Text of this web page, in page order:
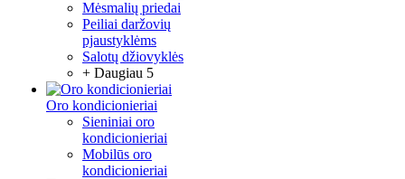
Mėsmalių priedai
Peiliai daržovių
pjaustyklėms
Salotų džiovyklės
+ Daugiau 5
Oro kondicionieriai
Sieniniai oro
kondicionieriai
Mobilūs oro
kondicionieriai